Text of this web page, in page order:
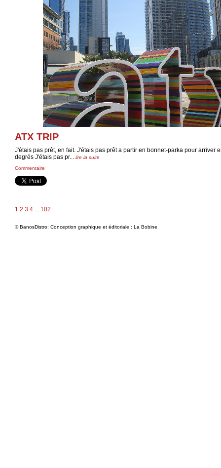
ATX TRIP
J'étais pas prêt, en fait. J'étais pas prêt a partir en bonnet-parka pour arriver
degrés J'étais pas pr... lire la suite
Commentaire
1 2 3 4 ... 102
© BanosDistro; Conception graphique et éditoriale : La Bobine